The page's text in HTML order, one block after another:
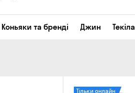
Коньяки та бренді Джин Текіла
Тільки онлайн